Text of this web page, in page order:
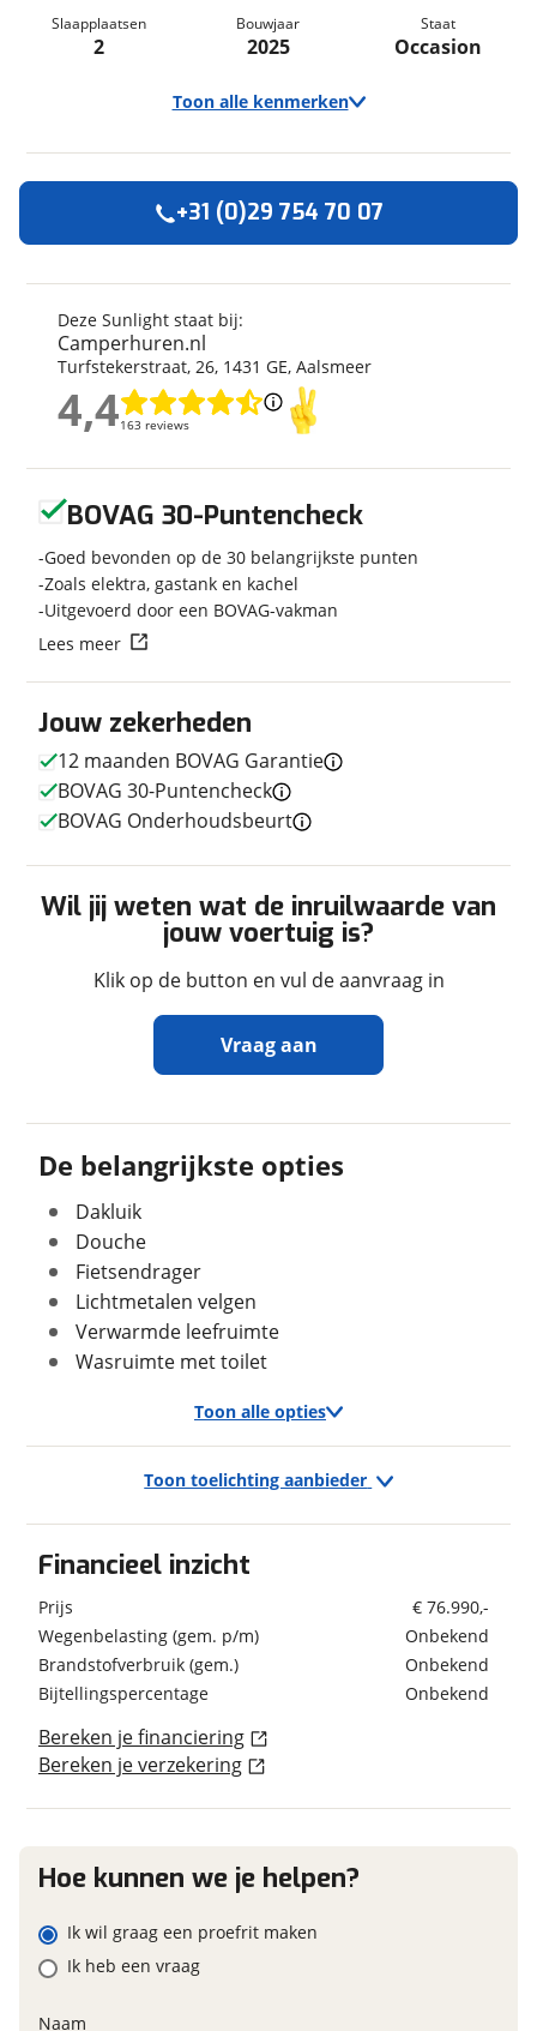
Slaapplaatsen
2
Bouwjaar
2025
Staat
Occasion
Toon alle kenmerken
Merk
Sunlight
Automerk camper
Model
Kenteken
KDG67X
Kilometerstand
23.000 km
2025
Modeljaar
2025
Carrosserievorm
Overig
Nieuw of occasion
Occasion
Techniek
Transmissie
Vermogen
140pk
Hoogte
2,95 m
2,33 m
5,99 m
Massa ledig voertuig
2.850 kg
3.500 kg
In- en exterieur
Stahoogte
Keukenindeling
Sanitairindeling
Zitindeling
Aantal slaapplaatsen
Wit
Brandstof
Geschiedenis
Voertuig heeft
schadeverleden
Prijs
Inclusief BPM
BTW/marge
Financieel inzicht
Prijs
€ 76.990,-
Wegenbelasting (gem. p/m)
Onbekend
Brandstofverbruik (gem.)
Onbekend
Bijtellingspercentage
Onbekend
Bereken je financiering
Bereken je verzekering
De belangrijkste opties
Dakluik
Douche
Fietsendrager
Lichtmetalen velgen
Verwarmde leefruimte
Wasruimte met toilet
Toon alle opties
Exterieur/Interieur
Bagageruimte
Bestuurdersdeur
Dakluik groot
Dakluik heki
Fietsenrek
Garage
Garage achter
Boiler
Koelkast
Toon toelichting aanbieder
Deze Sunlight staat bij:
Camperhuren.nl
Turfstekerstraat, 26, 1431 GE, Aalsmeer
4,4163 reviews
4,4
+31 (0)29 754 70 07
Jouw zekerheden
12 maanden BOVAG Garantie
BOVAG 30-Puntencheck
BOVAG Onderhoudsbeurt
Wil jij weten wat de inruilwaarde van
jouw voertuig is?
Klik op de button en vul de aanvraag in
Vraag aan
Ontvang gratis jouw
inruilwaarde!
Camperhuren.nl
om jouw inruilwaarde te bepalen.
Jouw kampeervoertuig
Kies je voertuig:
Camper
Schatting kilometerstand
Eventuele bijzonderheden (optioneel)
Klik hier om foto's te uploaden
(optioneel)
Jouw contactgegevens
Naam
BOVAG 30-Puntencheck
Goed bevonden op de 30 belangrijkste punten
Zoals elektra, gastank en kachel
Uitgevoerd door een BOVAG-vakman
Lees meer
Hoe kunnen we je helpen?
Ik wil graag een proefrit maken
Ik heb een vraag
Naam